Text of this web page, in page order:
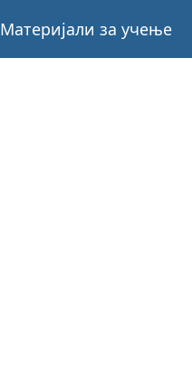
Материјали за учење